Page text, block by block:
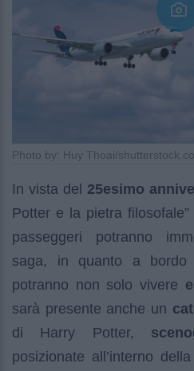
Photo by: Huy Thoai/
In vista del 25esimo
Potter e la pietra
passeggeri potranno
saga, in quanto a bordo
potranno non solo vivere
sarà presente anche un
di Harry Potter,
posizionate all’interno